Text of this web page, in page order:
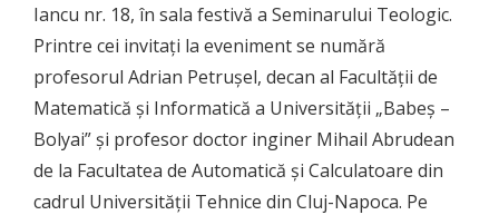
Iancu nr. 18, în sala festivă a Seminarului Teologic.
Printre cei invitați la eveniment se numără
profesorul Adrian Petrușel, decan al Facultății de
Matematică și Informatică a Universității „Babeș –
Bolyai” și profesor doctor inginer Mihail Abrudean
de la Facultatea de Automatică și Calculatoare din
cadrul Universității Tehnice din Cluj-Napoca. Pe